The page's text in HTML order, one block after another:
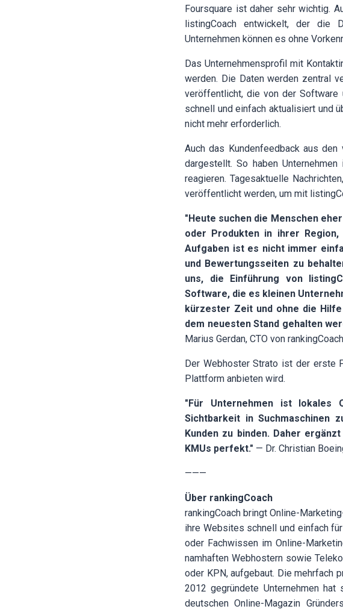
Foursquare ist daher sehr wichtig.
listingCoach entwickelt, der die
Unternehmen können es ohne
Das Unternehmensprofil mit
werden. Die Daten werden zentral
veröffentlicht, die von der Software
schnell und einfach aktualisiert und
nicht mehr erforderlich.
Auch das Kundenfeedback aus
dargestellt. So haben
reagieren. Tagesaktuelle
veröffentlicht werden, um mit
"Heute suchen die Menschen
oder Produkten in ihrer
Aufgaben ist es nicht immer
und Bewertungsseiten zu
uns, die Einführung von
Software, die es kleinen
kürzester Zeit und ohne die
dem neuesten Stand gehalten
Marius Gerdan, CTO von
Der Webhoster Strato ist der erste
Plattform anbieten wird.
"Für Unternehmen ist lokales
Sichtbarkeit in Suchmaschinen
Kunden zu binden. Daher
KMUs perfekt." — Dr. Christian
———
Über rankingCoach
rankingCoach bringt Online-
ihre Websites schnell und einfach
oder Fachwissen im Online-
namhaften Webhostern sowie
oder KPN, aufgebaut. Die mehrfach
2012 gegründete Unternehmen
deutschen Online-Magazin